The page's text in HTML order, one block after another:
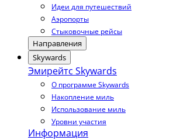
Идеи для путешествий
Аэропорты
Стыковочные рейсы
Направления
Skywards
Эмирейтс Skywards
О программе Skywards
Накопление миль
Использование миль
Уровни участия
Информация